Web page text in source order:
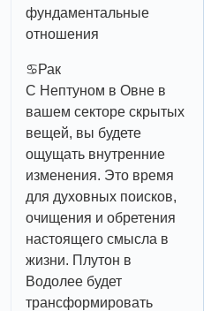
фундаментальные
отношения
♋️Рак
С Нептуном в Овне в
вашем секторе скрытых
вещей, вы будете
ощущать внутренние
изменения. Это время
для духовных поисков,
очищения и обретения
настоящего смысла в
жизни. Плутон в
Водолее будет
трансформировать